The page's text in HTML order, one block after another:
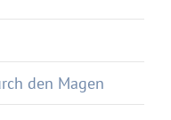
den Magen